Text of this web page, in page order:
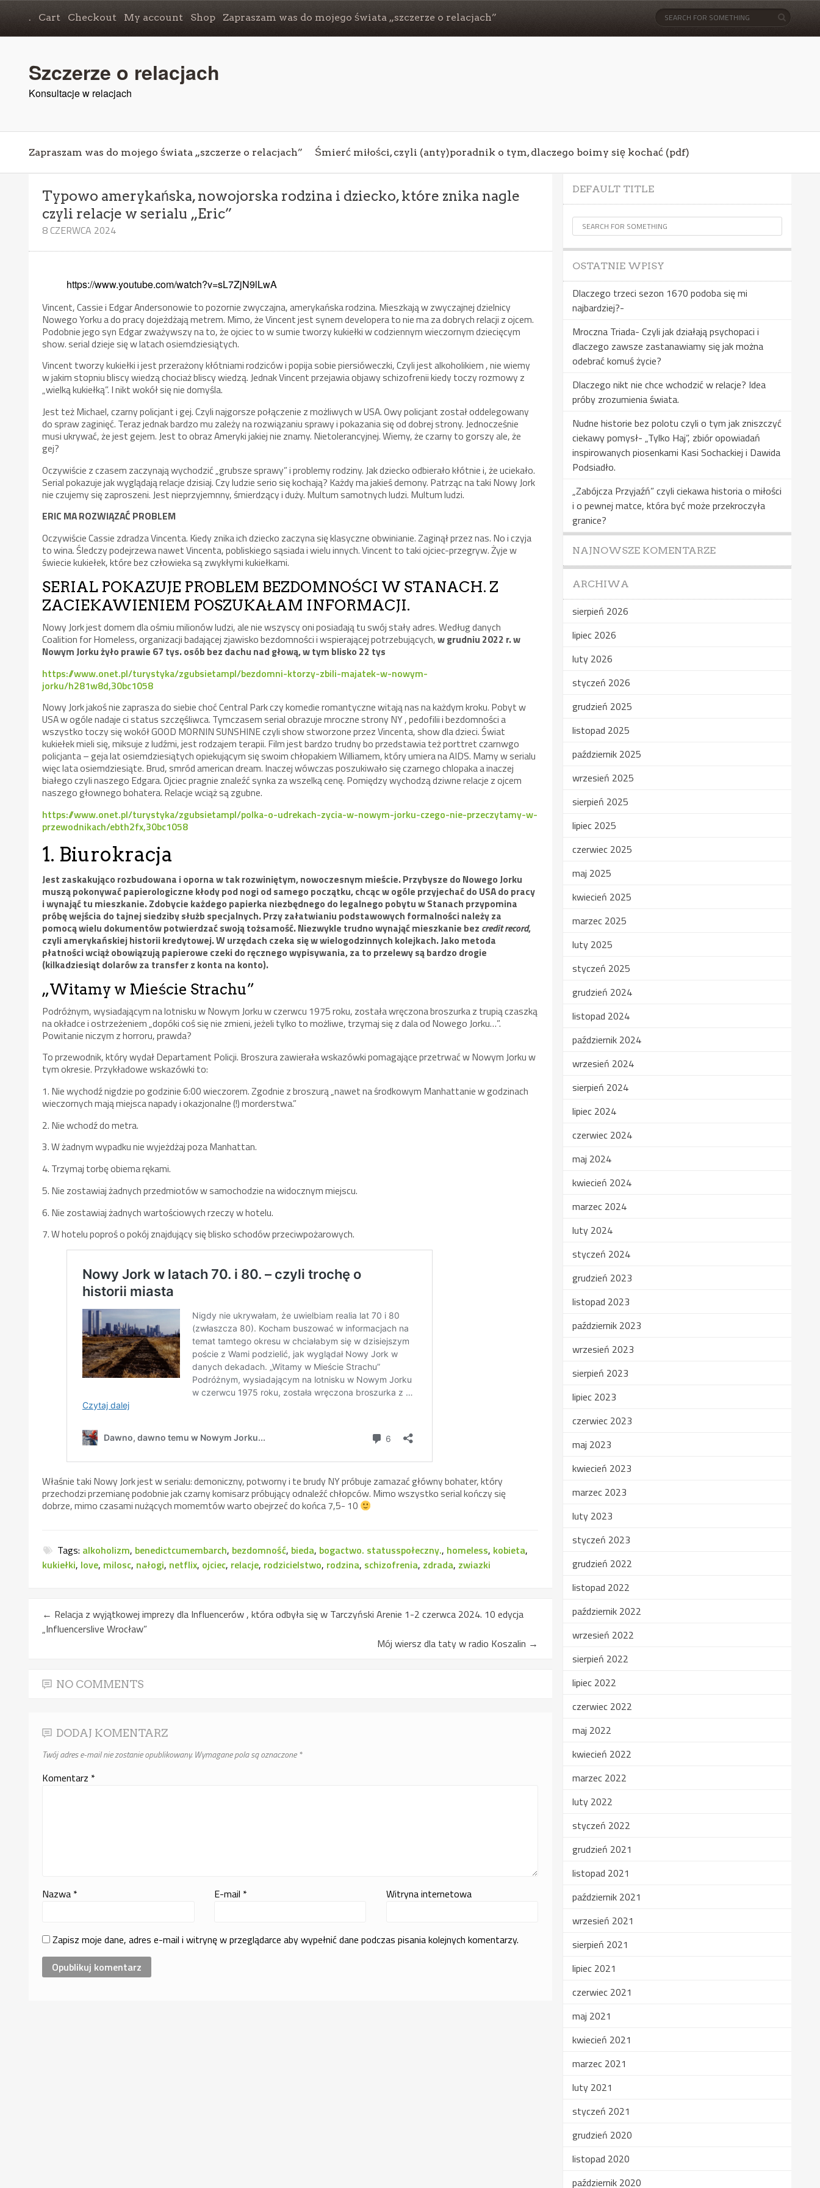
. Cart Checkout My account Shop Zapraszam was do mojego świata „szczerze o relacjach”
Szczerze o relacjach
Konsultacje w relacjach
Zapraszam was do mojego świata „szczerze o relacjach” Śmierć miłości, czyli (anty)poradnik o tym, dlaczego boimy się kochać (pdf)
Typowo amerykańska, nowojorska rodzina i dziecko, które znika nagle
czyli relacje w serialu „Eric”
8 CZERWCA 2024
https://www.youtube.com/watch?v=sL7ZjN9lLwA
Vincent, Cassie i Edgar Andersonowie to pozornie zwyczajna, amerykańska rodzina. Mieszkają w zwyczajnej dzielnicy
Nowego Yorku a do pracy dojeżdżają metrem. Mimo, że Vincent jest synem developera to nie ma za dobrych relacji z ojcem.
Podobnie jego syn Edgar zważywszy na to, że ojciec to w sumie tworzy kukiełki w codziennym wieczornym dziecięcym
show. serial dzieje się w latach osiemdziesiątych.
Vincent tworzy kukiełki i jest przerażony kłótniami rodziców i popija sobie piersióweczki, Czyli jest alkoholikiem , nie wiemy
w jakim stopniu bliscy wiedzą chociaż bliscy wiedzą. Jednak Vincent przejawia objawy schizofrenii kiedy toczy rozmowy z
„wielką kukiełką”. I nikt wokół się nie domyśla.
Jest też Michael, czarny policjant i gej. Czyli najgorsze połączenie z możliwych w USA. Owy policjant został oddelegowany
do spraw zaginięć. Teraz jednak bardzo mu zależy na rozwiązaniu sprawy i pokazania się od dobrej strony. Jednocześnie
musi ukrywać, że jest gejem. Jest to obraz Ameryki jakiej nie znamy. Nietolerancyjnej. Wiemy, że czarny to gorszy ale, że
gej?
Oczywiście z czasem zaczynają wychodzić „grubsze sprawy” i problemy rodziny. Jak dziecko odbierało kłótnie i, że uciekało.
Serial pokazuje jak wyglądają relacje dzisiaj. Czy ludzie serio się kochają? Każdy ma jakieś demony. Patrząc na taki Nowy Jork
nie czujemy się zaproszeni. Jest nieprzyjemnny, śmierdzący i duży. Multum samotnych ludzi. Multum ludzi.
ERIC MA ROZWIĄZAĆ PROBLEM
Oczywiście Cassie zdradza Vincenta. Kiedy znika ich dziecko zaczyna się klasyczne obwinianie. Zaginął przez nas. No i czyja
to wina. Śledczy podejrzewa nawet Vincenta, pobliskiego sąsiada i wielu innych. Vincent to taki ojciec-przegryw. Żyje w
świecie kukiełek, które bez człowieka są zwykłymi kukiełkami.
SERIAL POKAZUJE PROBLEM BEZDOMNOŚCI W STANACH. Z
ZACIEKAWIENIEM POSZUKAŁAM INFORMACJI.
Nowy Jork jest domem dla ośmiu milionów ludzi, ale nie wszyscy oni posiadają tu swój stały adres. Według danych
Coalition for Homeless, organizacji badającej zjawisko bezdomności i wspierającej potrzebujących,w grudniu 2022 r.w
Nowym Jorku żyło prawie 67 tys.osób bez dachu nad głową, w tym blisko 22 tys
https://www.onet.pl/turystyka/zgubsietampl/bezdomni-ktorzy-zbili-majatek-w-nowym-
jorku/h281w8d,30bc1058
Nowy Jork jakoś nie zaprasza do siebie choć Central Park czy komedie romantyczne witają nas na każdym kroku. Pobyt w
USA w ogóle nadaje ci status szczęśliwca. Tymczasem serial obrazuje mroczne strony NY , pedofilii i bezdomności a
wszystko toczy się wokół GOOD MORNIN SUNSHINE czyli show stworzone przez Vincenta, show dla dzieci. Świat
kukiełek mieli się, miksuje z ludźmi, jest rodzajem terapii. Film jest bardzo trudny bo przedstawia też porttret czarnwgo
policjanta – geja lat osiemdziesiątych opiekującym się swoim chłopakiem Williamem, który umiera na AIDS. Mamy w serialu
więc lata osiemdziesiąte. Brud, smród american dream. Inaczej wówczas poszukiwało się czarnego chlopaka a inaczej
białego czyli naszego Edgara. Ojciec pragnie znaleźć synka za wszelką cenę. Pomiędzy wychodzą dziwne relacje z ojcem
naszego głownego bohatera. Relacje wciąż są zgubne.
https://www.onet.pl/turystyka/zgubsietampl/polka-o-udrekach-zycia-w-nowym-jorku-czego-nie-przeczytamy-w-
przewodnikach/ebth2fx,30bc1058
1. Biurokracja
Jest zaskakująco rozbudowana i oporna w tak rozwiniętym, nowoczesnym mieście. Przybysze do Nowego Jorku
muszą pokonywać papierologiczne kłody pod nogi od samego początku, chcąc w ogóle przyjechać do USA do pracy
i wynająć tu mieszkanie. Zdobycie każdego papierka niezbędnego do legalnego pobytu w Stanach przypomina
próbę wejścia do tajnej siedziby służb specjalnych. Przy załatwianiu podstawowych formalności należy za
pomocą wielu dokumentów potwierdzać swoją tożsamość. Niezwykle trudno wynająć mieszkanie bez credit record,
czyli amerykańskiej historii kredytowej. W urzędach czeka się w wielogodzinnych kolejkach. Jako metoda
płatności wciąż obowiązują papierowe czeki do ręcznego wypisywania, za to przelewy są bardzo drogie
(kilkadziesiąt dolarów za transfer z konta na konto).
„Witamy w Mieście Strachu”
Podróżnym, wysiadającym na lotnisku w Nowym Jorku w czerwcu 1975 roku, została wręczona broszurka z trupią czaszką
na okładce i ostrzeżeniem „dopóki coś się nie zmieni, jeżeli tylko to możliwe, trzymaj się z dala od Nowego Jorku…”.
Powitanie niczym z horroru, prawda?
To przewodnik, który wydał Departament Policji. Broszura zawierała wskazówki pomagające przetrwać w Nowym Jorku w
tym okresie. Przykładowe wskazówki to:
1. Nie wychodź nigdzie po godzinie 6:00 wieczorem. Zgodnie z broszurą „nawet na środkowym Manhattanie w godzinach
wieczornych mają miejsca napady i okazjonalne (!) morderstwa.”
2. Nie wchodź do metra.
3. W żadnym wypadku nie wyjeżdżaj poza Manhattan.
4. Trzymaj torbę obiema rękami.
5. Nie zostawiaj żadnych przedmiotów w samochodzie na widocznym miejscu.
6. Nie zostawiaj żadnych wartościowych rzeczy w hotelu.
7. W hotelu poproś o pokój znajdujący się blisko schodów przeciwpożarowych.
Właśnie taki Nowy Jork jest w serialu: demoniczny, potworny i te brudy NY próbuje zamazać główny bohater, który
przechodzi przemianę podobnie jak czarny komisarz próbujący odnaleźć chłopców. Mimo wszystko serial kończy się
dobrze, mimo czasami nużących momemtów warto obejrzeć do końca 7,5- 10
Tags: alkoholizm, benedictcumembarch, bezdomność, bieda, bogactwo. statusspołeczny., homeless, kobieta,
kukiełki, love, milosc, nałogi, netflix, ojciec, relacje, rodzicielstwo, rodzina, schizofrenia, zdrada, zwiazki
← Relacja z wyjątkowej imprezy dla Influencerów , która odbyła się w Tarczyński Arenie 1-2 czerwca 2024. 10 edycja
„Influencerslive Wrocław”
Mój wiersz dla taty w radio Koszalin →
NO COMMENTS
DODAJ KOMENTARZ
Twój adres e-mail nie zostanie opublikowany. Wymagane pola są oznaczone*
Komentarz *
Nazwa * E-mail * Witryna internetowa
Zapisz moje dane, adres e-mail i witrynę w przeglądarce aby wypełnić dane podczas pisania kolejnych komentarzy.
DEFAULT TITLE
OSTATNIE WPISY
Dlaczego trzeci sezon 1670 podoba się mi
najbardziej?-
Mroczna Triada- Czyli jak działają psychopaci i
dlaczego zawsze zastanawiamy się jak można
odebrać komuś życie?
Dlaczego nikt nie chce wchodzić w relacje? Idea
próby zrozumienia świata.
Nudne historie bez polotu czyli o tym jak zniszczyć
ciekawy pomysł- „Tylko Haj”, zbiór opowiadań
inspirowanych piosenkami Kasi Sochackiej i Dawida
Podsiadło.
„Zabójcza Przyjaźń” czyli ciekawa historia o miłości
i o pewnej matce, która być może przekroczyła
granice?
NAJNOWSZE KOMENTARZE
ARCHIWA
sierpień 2026
lipiec 2026
luty 2026
styczeń 2026
grudzień 2025
listopad 2025
październik 2025
wrzesień 2025
sierpień 2025
lipiec 2025
czerwiec 2025
maj 2025
kwiecień 2025
marzec 2025
luty 2025
styczeń 2025
grudzień 2024
listopad 2024
październik 2024
wrzesień 2024
sierpień 2024
lipiec 2024
czerwiec 2024
maj 2024
kwiecień 2024
marzec 2024
luty 2024
styczeń 2024
grudzień 2023
listopad 2023
październik 2023
wrzesień 2023
sierpień 2023
lipiec 2023
czerwiec 2023
maj 2023
kwiecień 2023
marzec 2023
luty 2023
styczeń 2023
grudzień 2022
listopad 2022
październik 2022
wrzesień 2022
sierpień 2022
lipiec 2022
czerwiec 2022
maj 2022
kwiecień 2022
marzec 2022
luty 2022
styczeń 2022
grudzień 2021
listopad 2021
październik 2021
wrzesień 2021
sierpień 2021
lipiec 2021
czerwiec 2021
maj 2021
kwiecień 2021
marzec 2021
luty 2021
styczeń 2021
grudzień 2020
listopad 2020
październik 2020